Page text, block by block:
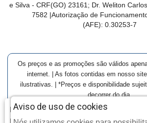
Farmácia Modelo | Goiânia | Entrega
Retire
e Silva - CRF(GO) 23161; Dr. Weliton
7582 |Autorização de
(AFE): 0.30253-7
Os preços e as promoções são válidos
internet. | As fotos contidas em nosso
ilustrativas. | *Preços e disponibilidade
decorrer do dia.
Aviso de uso de cookies